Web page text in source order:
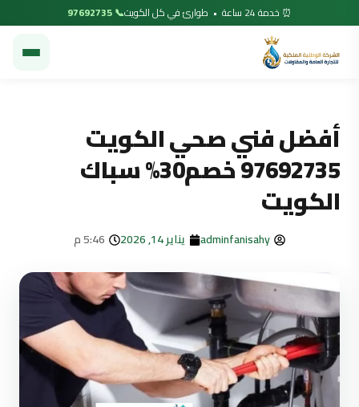
⏰ خدمة 24 ساعة • طوارئ في كل الكويت 📞 97692735
أفضل فني صحي الكويت
97692735 خصم30% سباك
الكويت
adminfanisahy يناير 14, 2026 5:46 م